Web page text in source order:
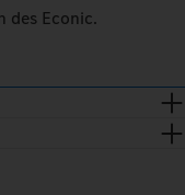
des Econic.